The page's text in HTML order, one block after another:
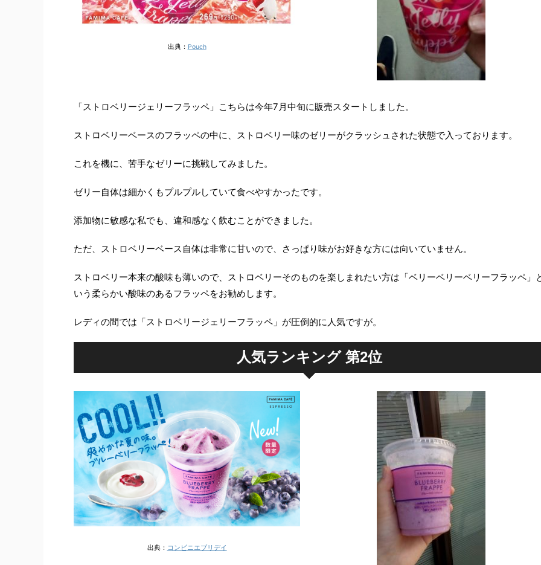
出典： Pouch
「ストロベリージェリーフラッペ」こちらは今年7月中旬に販売スタートしました。
ストロベリーベースのフラッペの中に、ストロベリー味のゼリーがクラッシュされた状態で入っております。
これを機に、苦手なゼリーに挑戦してみました。
ゼリー自体は細かくもプルプルしていて食べやすかったです。
添加物に敏感な私でも、違和感なく飲むことができました。
ただ、ストロベリーベース自体は非常に甘いので、さっぱり味がお好きな方には向いていません。
ストロベリー本来の酸味も薄いので、ストロベリーそのものを楽しまれたい方は「ベリーベリーベリーフラッペ」
いう柔らかい酸味のあるフラッペをお勧めします。
レディの間では「ストロベリージェリーフラッペ」が圧倒的に人気ですが。
人気ランキング 第2位
出典： コンビニエブリデイ